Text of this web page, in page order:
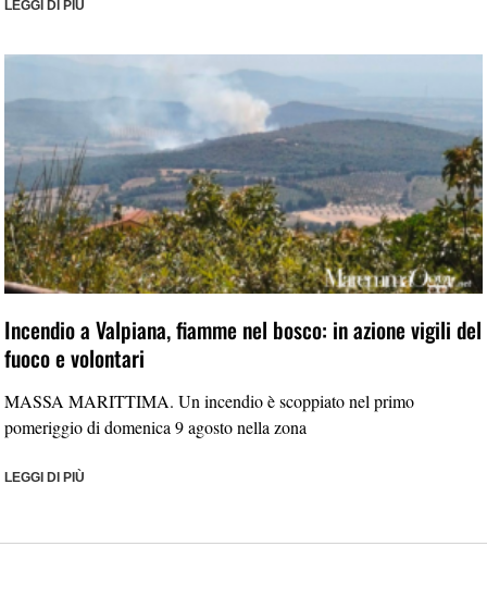
LEGGI DI PIÙ
Incendio a Valpiana, fiamme nel bosco: in azione vigili del
fuoco e volontari
MASSA MARITTIMA. Un incendio è scoppiato nel primo
pomeriggio di domenica 9 agosto nella zona
LEGGI DI PIÙ